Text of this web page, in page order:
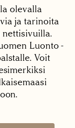
olevalla
ja tarinoita
nettisivuilla.
Luonto -
Voit